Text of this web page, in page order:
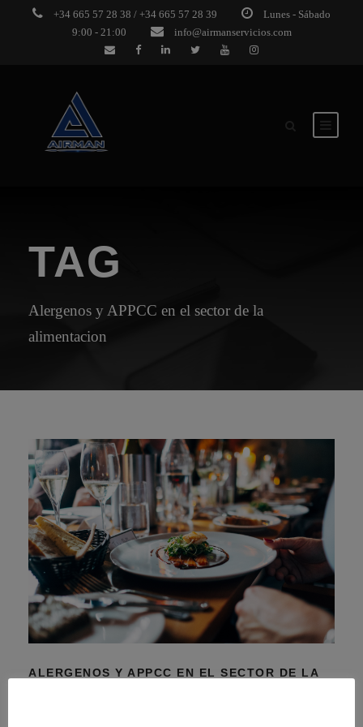
+34 665 57 28 38 / +34 665 57 28 39
Lunes - Sábado
9:00 - 21:00
info@airmanservicios.com
TAG
Alergenos y APPCC en el sector de la
alimentacion
ALERGENOS Y APPCC EN EL SECTOR DE LA